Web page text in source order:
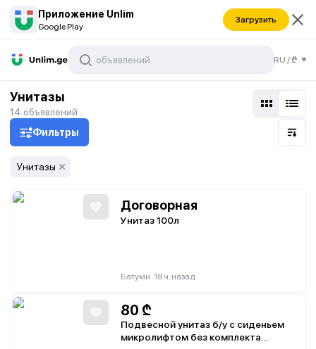
Приложение Unlim
Google Play
Загрузить
RU /₾
Унитазы
14 объявлений
Фильтры
Унитазы
Договорная
Унитаз 100л
Батуми 18 ч. назад
80 ₾
Подвесной унитаз б/у с сиденьем
микролифтом без комплекта